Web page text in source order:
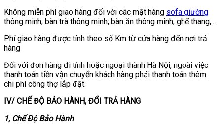
Không miễn phí giao hàng đối với các mặt hàng sofa giường
thông minh; bàn trà thông minh; bàn ăn thông minh; ghế thang,..
Phí giao hàng được tính theo số Km từ cửa hàng đến nơi trả
hàng
Đối với đơn hàng đi tỉnh hoặc ngoại thành Hà Nội, ngoài việc
thanh toán tiền vận chuyển khách hàng phải thanh toán thêm
chi phí công thợ lắp đặt.
IV/ CHẾ ĐỘ BẢO HÀNH, ĐỔI TRẢ HÀNG
1, Chế Độ Bảo Hành